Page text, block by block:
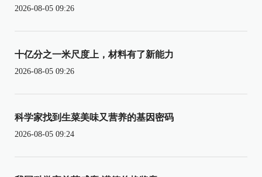
2026-08-05 09:26
十亿分之一米尺度上，材料有了新能力
2026-08-05 09:26
科学家找到生菜美味又营养的基因密码
2026-08-05 09:24